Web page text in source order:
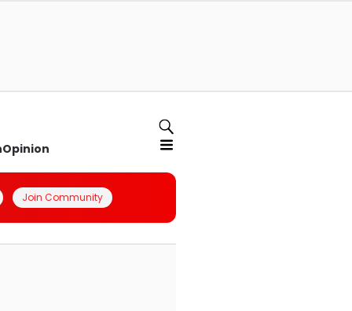
Opinion
Join Community